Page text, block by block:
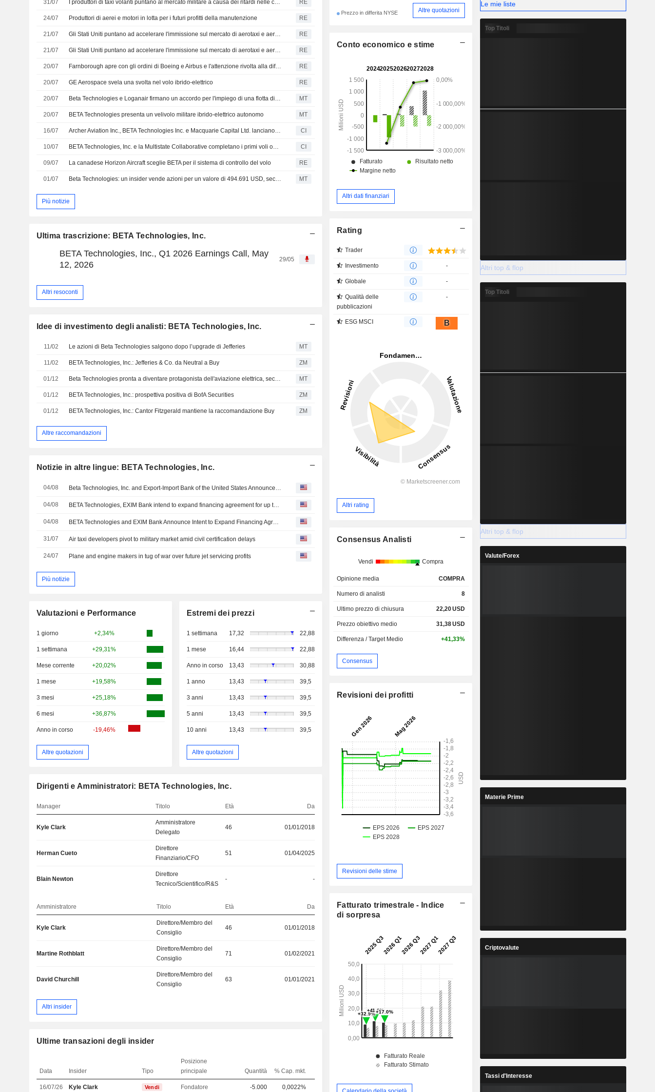
31/07 I produttori di taxi volanti puntano al mercato militare a causa dei ritardi nelle certificazioni civili RE
24/07 Produttori di aerei e motori in lotta per i futuri profitti della manutenzione RE
21/07 Gli Stati Uniti puntano ad accelerare l'immissione sul mercato di aerotaxi e aerei supersonici RE
21/07 Gli Stati Uniti puntano ad accelerare l'immissione sul mercato di aerotaxi e aerei supersonici RE
20/07 Farnborough apre con gli ordini di Boeing e Airbus e l'attenzione rivolta alla difesa aerea RE
20/07 GE Aerospace svela una svolta nel volo ibrido-elettrico RE
20/07 Beta Technologies e Loganair firmano un accordo per l'impiego di una flotta di aerei elettrici MT
20/07 BETA Technologies presenta un velivolo militare ibrido-elettrico autonomo MT
16/07 Archer Aviation Inc., BETA Technologies Inc. e Macquarie Capital Ltd. lanciano l'America's Consortium for Electric Skyways per portare la ricarica interoperabile in oltre 250 siti aeronautici negli Stati Uniti entro il 2030 CI
10/07 BETA Technologies, Inc. e la Multistate Collaborative completano i primi voli operativi del programma pilota di integrazione eVTOL del Dipartimento dei Trasporti e della FAA degli Stati Uniti CI
09/07 La canadese Horizon Aircraft sceglie BETA per il sistema di controllo del volo RE
01/07 Beta Technologies: un insider vende azioni per un valore di 494.691 USD, secondo un recente documento della SEC MT
Più notizie
Ultima trascrizione: BETA Technologies, Inc.
BETA Technologies, Inc., Q1 2026 Earnings Call, May
12, 2026
29/05
Altri resoconti
Idee di investimento degli analisti: BETA Technologies, Inc.
11/02 Le azioni di Beta Technologies salgono dopo l’upgrade di Jefferies MT
11/02 BETA Technologies, Inc.: Jefferies & Co. da Neutral a Buy ZM
01/12 MT
01/12 BETA Technologies, Inc.: prospettiva positiva di BofA Securities ZM
01/12 BETA Technologies, Inc.: Cantor Fitzgerald mantiene la raccomandazione Buy ZM
Altre raccomandazioni
Notizie in altre lingue: BETA Technologies, Inc.
04/08 Beta Technologies, Inc. and Export-Import Bank of the United States Announce Intent to Expand Financing Agreement for Up to $1 Billion to Fuel U.S. Aerospace Manufacturing Growth
04/08 BETA Technologies, EXIM Bank intend to expand financing agreement for up to $1 billion
04/08 BETA Technologies and EXIM Bank Announce Intent to Expand Financing Agreement for Up to $1 Billion to Fuel U.S. Aerospace Manufacturing Growth
31/07 Air taxi developers pivot to military market amid civil certification delays
24/07 Plane and engine makers in tug of war over future jet servicing profits
Più notizie
Valutazioni e Performance
1 giorno +2,34%
1 settimana +29,31%
Mese corrente +20,02%
1 mese +19,58%
3 mesi +25,18%
6 mesi +36,87%
Anno in corso -19,46%
Altre quotazioni
Estremi dei prezzi
1 settimana 17,32 22,88
1 mese 16,44 22,88
Anno in corso 13,43 30,88
1 anno 13,43 39,5
3 anni 13,43 39,5
5 anni 13,43 39,5
10 anni 13,43 39,5
Altre quotazioni
Dirigenti e Amministratori: BETA Technologies, Inc.
Manager Titolo Età Da
Kyle Clark
Amministratore
Delegato
46 01/01/2018
Herman Cueto
Direttore
Finanziario/CFO
51 01/04/2025
Blain Newton
Direttore
Tecnico/Scientifico/R&S
- -
Amministratore Titolo Età Da
Kyle Clark
Direttore/Membro del
Consiglio
46 01/01/2018
Martine Rothblatt
Direttore/Membro del
Consiglio
71 01/02/2021
David Churchill
Direttore/Membro del
Consiglio
63 01/01/2021
Altri insider
Ultime transazioni degli insider
Data Insider Tipo
Posizione
principale
Quantità % Cap. mkt.
16/07/26 Kyle Clark Vendi Fondatore -5.000 0,0022%
Prezzo in differita NYSE Altre quotazioni
Conto economico e stime
Altri dati finanziari
Rating
Trader
Investimento -
Globale -
Qualità delle
pubblicazioni
-
ESG MSCI B
Altri rating
Consensus Analisti
Vendi Compra
Opinione media COMPRA
Numero di analisti 8
Ultimo prezzo di chiusura 22,20USD
Prezzo obiettivo medio 31,38USD
Differenza / Target Medio +41,33%
Consensus
Revisioni dei profitti
Revisioni delle stime
Fatturato trimestrale - Indice
di sorpresa
Le mie liste
Top Titoli
Altri top & flop
Top Titoli
Altri top & flop
Valute/Forex
Materie Prime
Criptovalute
Tassi d'Interesse